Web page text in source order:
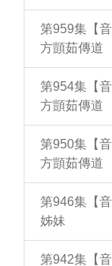
第959集【
方顗茹傳道
第954集【
方顗茹傳道
第950集【
方顗茹傳道
第946集【
姊妹
第942集【